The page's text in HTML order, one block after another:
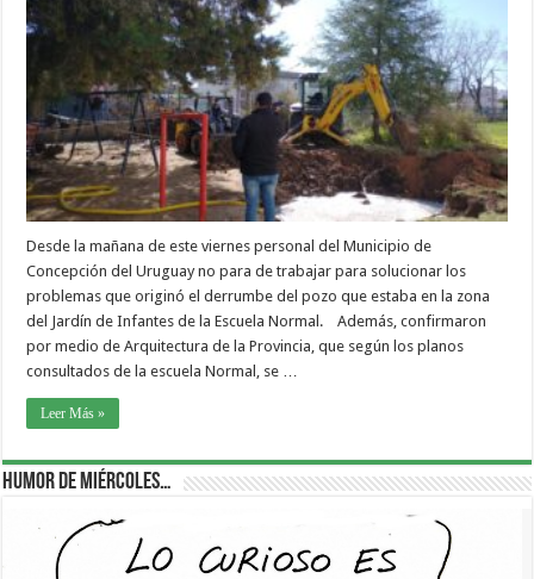
Desde la mañana de este viernes personal del Municipio de
Concepción del Uruguay no para de trabajar para solucionar los
problemas que originó el derrumbe del pozo que estaba en la zona
del Jardín de Infantes de la Escuela Normal. Además, confirmaron
por medio de Arquitectura de la Provincia, que según los planos
consultados de la escuela Normal, se …
Leer Más »
Humor de Miércoles…